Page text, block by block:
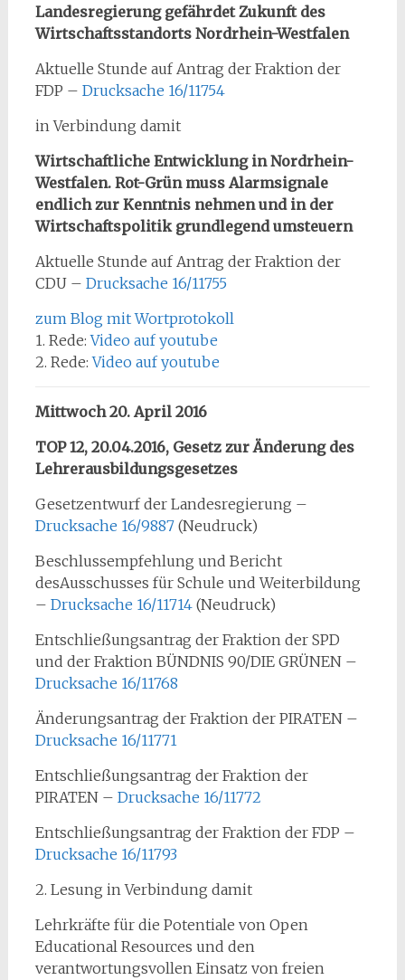
Landesregierung gefährdet Zukunft des
Wirtschaftsstandorts Nordrhein-Westfalen
Aktuelle Stunde auf Antrag der Fraktion der
FDP – Drucksache 16/11754
in Verbindung damit
Wirtschaftliche Entwicklung in Nordrhein-
Westfalen. Rot-Grün muss Alarmsignale
endlich zur Kenntnis nehmen und in der
Wirtschaftspolitik grundlegend umsteuern
Aktuelle Stunde auf Antrag der Fraktion der
CDU – Drucksache 16/11755
zum Blog mit Wortprotokoll
1. Rede:Video auf youtube
2. Rede:Video auf youtube
Mittwoch 20. April 2016
TOP 12, 20.04.2016, Gesetz zur Änderung des
Lehrerausbildungsgesetzes
Gesetzentwurf der Landesregierung –
Drucksache 16/9887(Neudruck)
Beschlussempfehlung und Bericht
desAusschusses für Schule und Weiterbildung
– Drucksache 16/11714(Neudruck)
Entschließungsantrag der Fraktion der SPD
und der Fraktion BÜNDNIS 90/DIE GRÜNEN –
Drucksache 16/11768
Änderungsantrag der Fraktion der PIRATEN –
Drucksache 16/11771
Entschließungsantrag der Fraktion der
PIRATEN – Drucksache 16/11772
Entschließungsantrag der Fraktion der FDP –
Drucksache 16/11793
2. Lesung in Verbindung damit
Lehrkräfte für die Potentiale von Open
Educational Resources und den
verantwortungsvollen Einsatz von freien